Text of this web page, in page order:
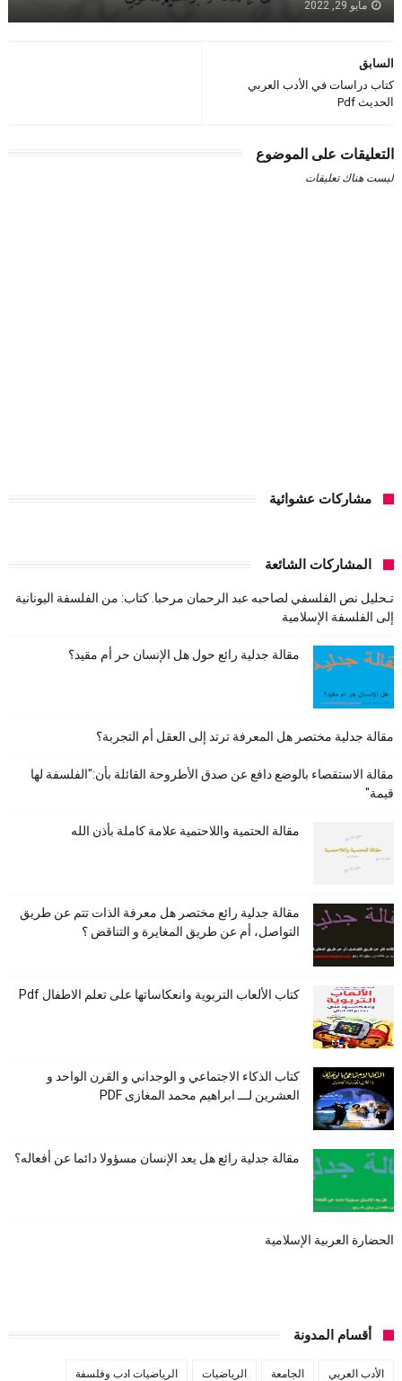
مايو 29, 2022
السابق
كتاب دراسات في الأدب العربي
الحديث Pdf
التعليقات على الموضوع
ليست هناك تعليقات
مشاركات عشوائية
المشاركات الشائعة
تـحليل نص الفلسفي لصاحبه عبد الرحمان مرحبا. كتاب: من الفلسفة اليونانية
إلى الفلسفة الإسلامية
مقالة جدلية رائع حول هل الإنسان حر أم مقيد؟
مقالة جدلية مختصر هل المعرفة ترتد إلى العقل أم التجربة؟
مقالة الاستقصاء بالوضع دافع عن صدق الأطروحة القائلة بأن:"الفلسفة لها
قيمة"
مقالة الحتمية واللاحتمية علامة كاملة بأذن الله
مقالة جدلية رائع مختصر هل معرفة الذات تتم عن طريق
التواصل، أم عن طريق المغايرة و التناقض ؟
كتاب الألعاب التربوية وانعكاساتها على تعلم الاطفال Pdf
كتاب الذكاء الاجتماعي و الوجداني و القرن الواحد و
العشرين لـــ ابراهيم محمد المغازى PDF
مقالة جدلية رائع هل يعد الإنسان مسؤولا دائما عن أفعاله؟
الحضارة العربية الإسلامية
أقسام المدونة
الأدب العربي الجامعة الرياضيات الرياضيات ادب وفلسفة